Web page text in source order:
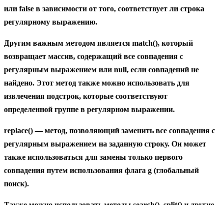
или false в зависимости от того, соответствует ли строка
регулярному выражению.
Другим важным методом является match(), который
возвращает массив, содержащий все совпадения с
регулярным выражением или null, если совпадений не
найдено. Этот метод также можно использовать для
извлечения подстрок, которые соответствуют
определенной группе в регулярном выражении.
replace()— метод, позволяющий заменить все совпадения с
регулярным выражением на заданную строку. Он может
также использоваться для замены только первого
совпадения путем использования флага g (глобальный
поиск).